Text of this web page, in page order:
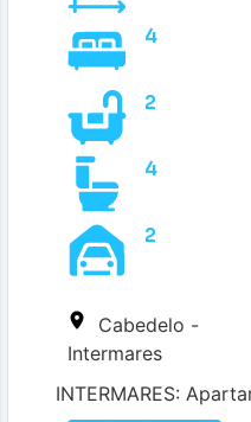
4
2
4
2
Cabedelo -
Intermares
INTERMARES: